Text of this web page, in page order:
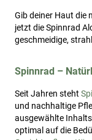
Gib deiner Haut die
jetzt die Spinnrad
geschmeidige,
Spinnrad –
Seit Jahren steht
und nachhaltige
ausgewählte
optimal auf die